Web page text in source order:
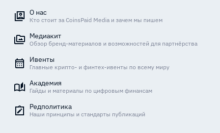
О нас
Кто стоит за CoinsPaid Media и зачем мы пишем
Медиакит
Обзор бренд-материалов и возможностей для партнёрства
Ивенты
Главные крипто- и финтех-ивенты по всему миру
Академия
Гайды и материалы по цифровым финансам
Редполитика
Наши принципы и стандарты публикаций